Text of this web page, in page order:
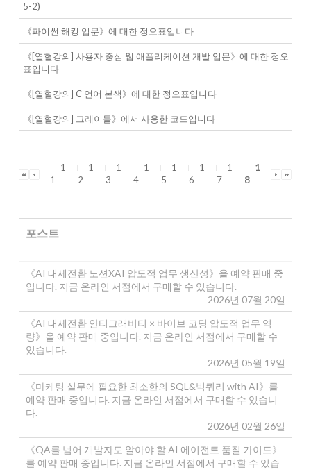
5-2)
《파이썬 해킹 입문》에 대한 정오표입니다
《[열혈강의] 사용자 중심 웹 애플리케이션 개발 입문》에 대한 정오
표입니다
《[열혈강의] C 언어 본색》에 대한 정오표입니다
《[열혈강의] 그레이들》에서 사용한 코드입니다
1
1
1
2
1
3
1
4
1
5
1
6
1
7
1
8
포스트
《AI 대세전환 노션XAI 압도적 업무 생산성》을 예약 판매 중
입니다. 지금 온라인 서점에서 구매할 수 있습니다.
2026년 07월 20일
《AI 대세전환 안티그래비티 × 바이브 코딩 압도적 업무 역
량》을 예약 판매 중입니다. 지금 온라인 서점에서 구매할 수
있습니다.
2026년 05월 19일
《마케팅 실무에 필요한 최소한의 SQL&빅쿼리 with AI》를
예약 판매 중입니다. 지금 온라인 서점에서 구매할 수 있습니
다.
2026년 02월 26일
《QA를 넘어 개발자도 알아야 할 AI 에이전트 품질 가이드》
를 예약 판매 중입니다. 지금 온라인 서점에서 구매할 수 있습